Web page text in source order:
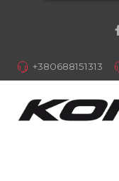
+380688151313